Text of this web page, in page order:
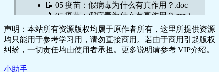
📝 05 疫苗：假病毒为什么有真作用？.doc
🎵 05 疫苗：假病毒为什么有真作用？.mp3
📝 05 疫苗：假病毒为什么有真作用？.doc
🎵 05 疫苗：假病毒为什么有真作用？.mp3
📝 06 药物：抗病毒的特效药在哪里？.doc
🎵 06 药物：抗病毒的特效药在哪里？.mp3
声明：本站所有资源版权均属于原作者所有，这里所提供资源
均只能用于参考学习用，请勿直接商用。若由于商用引起版权
纠纷，一切责任均由使用者承担。更多说明请参考 VIP介绍。
小助手